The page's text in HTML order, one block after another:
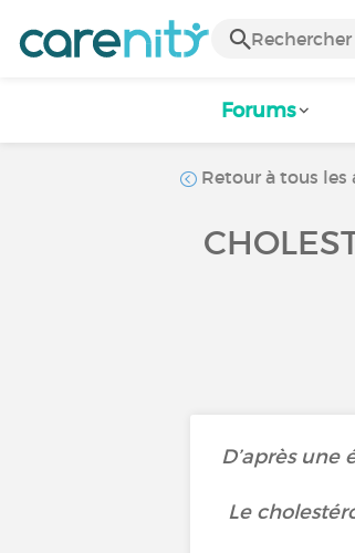
Forums
Retour à tous les
D’après une
Le